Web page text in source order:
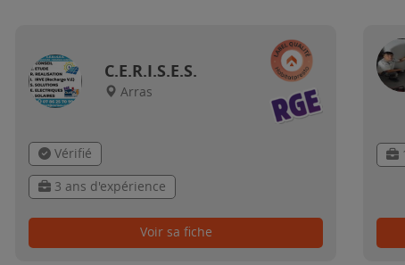
C.E.R.I.S.E.S.
Arras
Vérifié
3 ans d'expérience
Voir sa fiche